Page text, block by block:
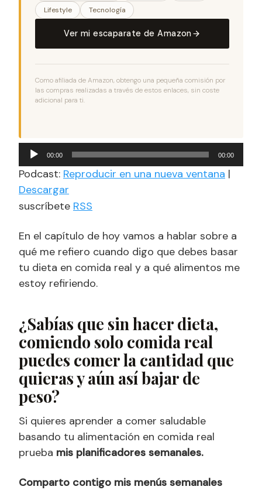
Lifestyle
Tecnología
Ver mi escaparate de Amazon
Como afiliada de Amazon, obtengo una pequeña comisión por
las compras realizadas a través de estos enlaces, sin coste
adicional para ti.
Reproductor
audio
00:00 00:00
Podcast: Reproducir en una nueva ventana |
Descargar
suscríbete RSS
En el capítulo de hoy vamos a hablar sobre a
qué me refiero cuando digo que debes basar
tu dieta en comida real y a qué alimentos me
estoy refiriendo.
¿Sabías que sin hacer dieta,
comiendo solo comida real
puedes comer la cantidad que
quieras y aún así bajar de
peso?
Si quieres aprender a comer saludable
basando tu alimentación en comida real
prueba mis planificadores semanales.
Comparto contigo mis menús semanales